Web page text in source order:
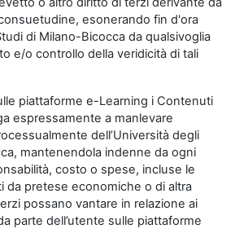
esonerando fin d'ora
di Milano-Bicocca da qualsivoglia
e/o controllo della veridicità di tali
piattaforme e-Learning i Contenuti
espressamente a manlevare
dell’Università degli
mantenendola indenne da ogni
costo o spese, incluse le
da pretese economiche o di altra
possano vantare in relazione ai
parte dell’utente sulle piattaforme